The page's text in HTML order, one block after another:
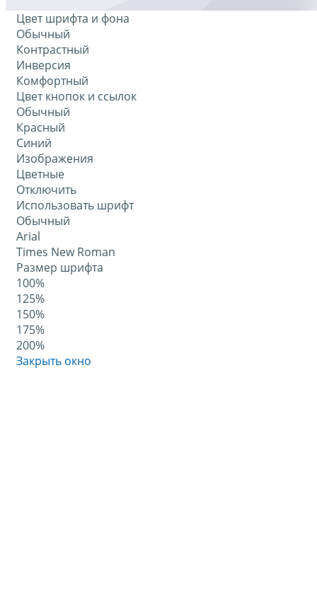
Цвет шрифта и фона
Обычный
Контрастный
Инверсия
Комфортный
Цвет кнопок и ссылок
Обычный
Красный
Синий
Изображения
Цветные
Отключить
Использовать шрифт
Обычный
Arial
Times New Roman
Размер шрифта
100%
125%
150%
175%
200%
Закрыть окно